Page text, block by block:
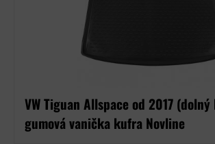
VW Tiguan Allspace od 2017
gumová vanička kufra Novline